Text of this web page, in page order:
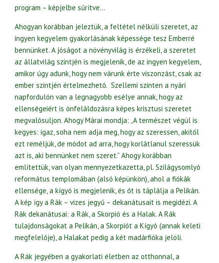
program – képjelbe sűrítve…
Ahogyan korábban jeleztük, a feltétel nélküli szeretet, az
ingyen kegyelem gyakorlásának képessége tesz Emberré
bennünket. A jóságot a növényvilág is érzékeli, a szeretet
az állatvilág szintjén is megjelenik, de az ingyen kegyelem,
amikor úgy adunk, hogy nem várunk érte viszonzást, csak az
ember szintjén értelmezhető. Szellemi szinten a nyári
napfordulón van a legnagyobb esélye annak, hogy az
ellenségeiért is önfeláldozásra képes krisztusi szeretet
megvalósuljon. Ahogy Márai mondja: „A természet végül is
kegyes: igaz, soha nem adja meg, hogy az szeressen, akitől
ezt reméljük, de módot ad arra, hogy korlátlanul szeressük
azt is, aki bennünket nem szeret.” Ahogy korábban
említettük, van olyan mennyezetkazetta, pl. Szilágysomlyó
református templomában (alsó képünkön), ahol a fiókák
ellensége, a kígyó is megjelenik, és őt is táplálja a Pelikán.
A kép így a Rák – vizes jegyű – dekanátusait is megidézi. A
Rák dekanátusai: a Rák, a Skorpió és a Halak. A Rák
tulajdonságokat a Pelikán, a Skorpiót a Kígyó (annak keleti
megfelelője), a Halakat pedig a két madárfióka jelöli.
A Rák jegyében a gyakorlati életben az otthonnal, a